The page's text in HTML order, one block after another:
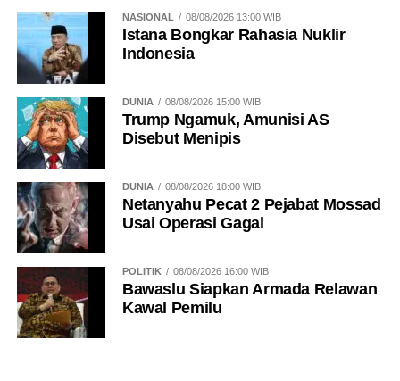
NASIONAL 08/08/2026 13:00 WIB
Istana Bongkar Rahasia Nuklir
Indonesia
DUNIA 08/08/2026 15:00 WIB
Trump Ngamuk, Amunisi AS
Disebut Menipis
DUNIA 08/08/2026 18:00 WIB
Netanyahu Pecat 2 Pejabat Mossad
Usai Operasi Gagal
POLITIK 08/08/2026 16:00 WIB
Bawaslu Siapkan Armada Relawan
Kawal Pemilu